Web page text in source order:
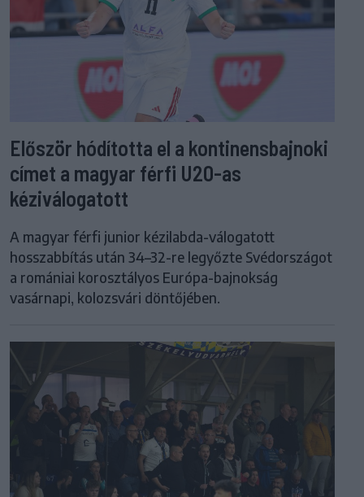
Először hódította el a kontinensbajnoki
címet a magyar férfi U20-as
kéziválogatott
A magyar férfi junior kézilabda-válogatott
hosszabbítás után 34–32-re legyőzte Svédországot
a romániai korosztályos Európa-bajnokság
vasárnapi, kolozsvári döntőjében.